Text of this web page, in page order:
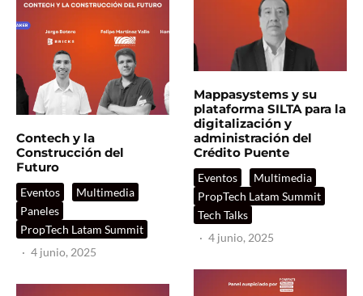
Contech y la
Construcción del
Futuro
Eventos
Multimedia
Paneles
PropTech Latam Summit
· 4 junio, 2025
Mappasystems y su
plataforma SILTA para la
digitalización y
administración del
Crédito Puente
Eventos
Multimedia
PropTech Latam Summit
Tech Talks
· 4 junio, 2025